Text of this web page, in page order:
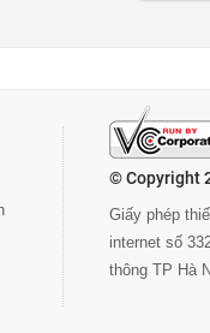
© Copyright
Giấy phép
internet số
thông TP Hà